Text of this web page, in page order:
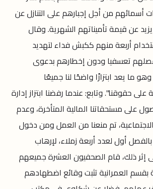
أسمائهم من أجل إجبارهم على التنازل عن
عن قيمة تأميناتهم الشهرية. وقال
أربعة منهم ككبش فداء لتهديد
فصلهم تعسفيا ودون إخطارهم بدعوى
ما يعد ابتزازًا واضحًا لنا جميعًا
حقوقنا". وتابع: عندما رفضنا ابتزاز إدارة
على مستحقاتنا المالية المتأخرة، وعدم
تم منعنا من العمل ومن دخول
بالفصل أول لعدد أربعة زملاء، لإرهاب
إثر ذلك، قام الصحفيون العشرة جميعهم
بقسم العمرانية تثبت وقائع اضطهادهم